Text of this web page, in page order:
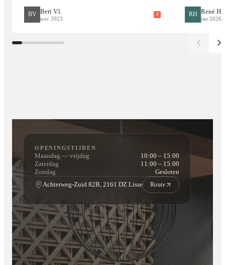
BV Bert V.l.
nov 2023
J RH René H.
jan 2026
OPENINGSTIJDEN
Maandag — vrijdag
10:00 – 15:00
Zaterdag
11:00 – 15:00
Zondag
Gesloten
Achterweg-Zuid 82B, 2161 DZ Lisse
Route